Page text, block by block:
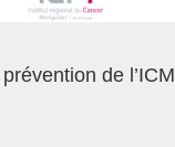
de l’ICM